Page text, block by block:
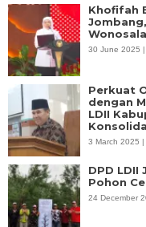
Khofifah
30 June 2025
Perkuat
dengan
LDII
3 March 2025 |
DPD
Pohon
24 December